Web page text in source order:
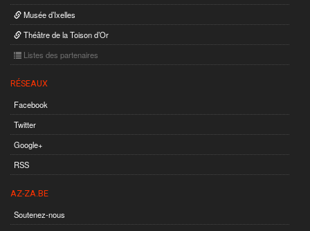
Musée d’Ixelles
Théâtre de la Toison d’Or
Listes des partenaires
RÉSEAUX
Facebook
Twitter
Google+
RSS
AZ-ZA.BE
Soutenez-nous